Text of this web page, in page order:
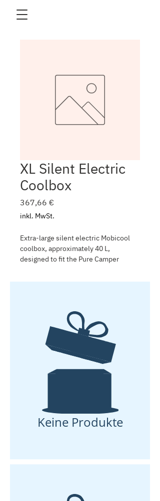
XL Silent Electric
Coolbox
367,66 €
inkl. MwSt.
Extra-large silent electric Mobicool
coolbox, approximately 40 L,
designed to fit the Pure Camper
drinks chilled during travel and
Keine Produkte